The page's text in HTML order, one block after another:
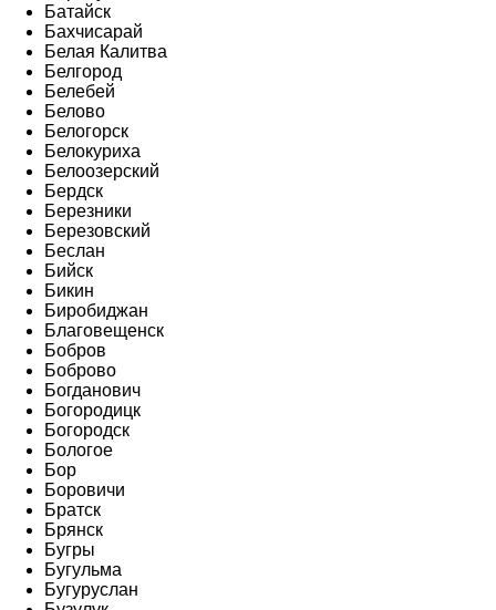
Батайск
Бахчисарай
Белая Калитва
Белгород
Белебей
Белово
Белогорск
Белокуриха
Белоозерский
Бердск
Березники
Березовский
Беслан
Бийск
Бикин
Биробиджан
Благовещенск
Бобров
Боброво
Богданович
Богородицк
Богородск
Бологое
Бор
Боровичи
Братск
Брянск
Бугры
Бугульма
Бугуруслан